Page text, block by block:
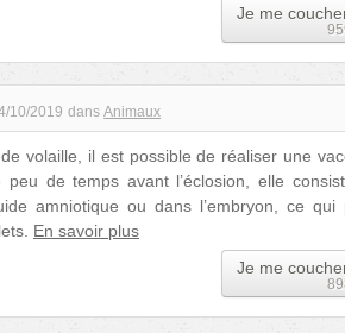
Je me
10/2019 dans Animaux
volaille, il est possible de réaliser une
peu de temps avant l’éclosion, elle
amniotique ou dans l’embryon, ce
En savoir plus
Je me